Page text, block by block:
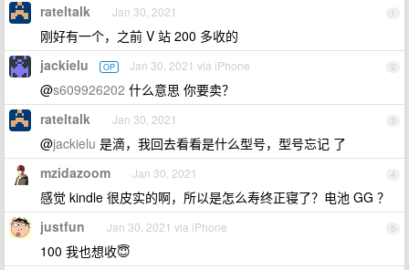
1
rateltalk Jan 30, 2021
刚好有一个，之前 V 站 200 多收的
2
jackielu OP Jan 30, 2021 via iPhone
@s609926202 什么意思 你要卖？
3
rateltalk Jan 30, 2021
@jackielu 是滴，我回去看看是什么型号，型号忘记 了
4
mzidazoom Jan 30, 2021
感觉 kindle 很皮实的啊，所以是怎么寿终正寝了？电池 GG ？
5
justfun Jan 30, 2021 via iPhone
100 我也想收😇